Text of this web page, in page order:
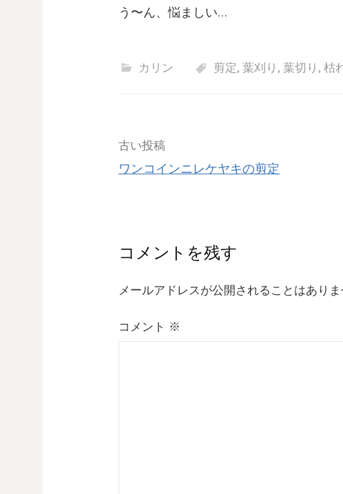
う〜ん、悩ましい…
カリン 剪定, 葉刈り , 葉切り , 枯
投
ビ
ゲ
ー
古い投稿
ワンコインニレケヤキの剪定
コメントを残す
メールアドレスが公開されることはありま
コメント ※